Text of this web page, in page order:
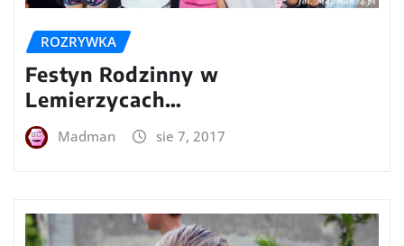
ROZRYWKA
Festyn Rodzinny w
Lemierzycach…
Madman sie 7, 2017